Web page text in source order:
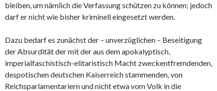
bleiben, um nämlich die Verfassung schützen zu können; jedoch
darf er nicht wie bisher kriminell eingesetzt werden.
Dazu bedarf es zunächst der – unverzüglichen – Beseitigung
der Absurdität der mit der aus dem apokalyptisch,
imperialfaschistisch-elitaristisch Macht zweckentfremdenden,
despotischen deutschen Kaiserreich stammenden, von
Reichsparlamentariern und nicht etwa vom Volk in die